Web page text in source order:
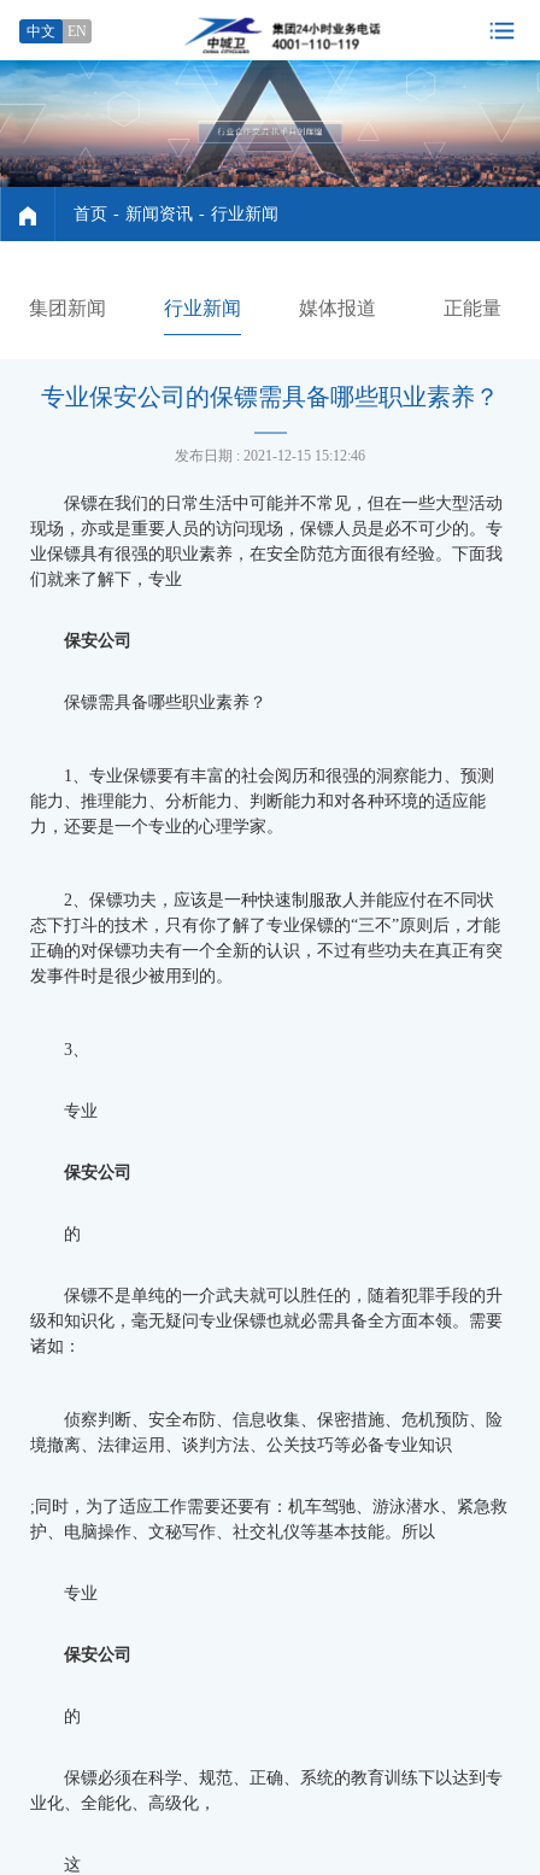
中文 EN
首页 - 新闻资讯 - 行业新闻
集团新闻 行业新闻 媒体报道 正能量
专业保安公司的保镖需具备哪些职业素养？
发布日期 : 2021-12-15 15:12:46
保镖在我们的日常生活中可能并不常见，但在一些大型活动
现场，亦或是重要人员的访问现场，保镖人员是必不可少的。专
业保镖具有很强的职业素养，在安全防范方面很有经验。下面我
们就来了解下，专业
保安公司
保镖需具备哪些职业素养？
1、专业保镖要有丰富的社会阅历和很强的洞察能力、预测
能力、推理能力、分析能力、判断能力和对各种环境的适应能
力，还要是一个专业的心理学家。
2、保镖功夫，应该是一种快速制服敌人并能应付在不同状
态下打斗的技术，只有你了解了专业保镖的“三不”原则后，才能
正确的对保镖功夫有一个全新的认识，不过有些功夫在真正有突
发事件时是很少被用到的。
3、
专业
保安公司
的
保镖不是单纯的一介武夫就可以胜任的，随着犯罪手段的升
级和知识化，毫无疑问专业保镖也就必需具备全方面本领。需要
诸如：
侦察判断、安全布防、信息收集、保密措施、危机预防、险
境撤离、法律运用、谈判方法、公关技巧等必备专业知识
;同时，为了适应工作需要还要有：机车驾驰、游泳潜水、紧急救
护、电脑操作、文秘写作、社交礼仪等基本技能。所以
专业
保安公司
的
保镖必须在科学、规范、正确、系统的教育训练下以达到专
业化、全能化、高级化，
这